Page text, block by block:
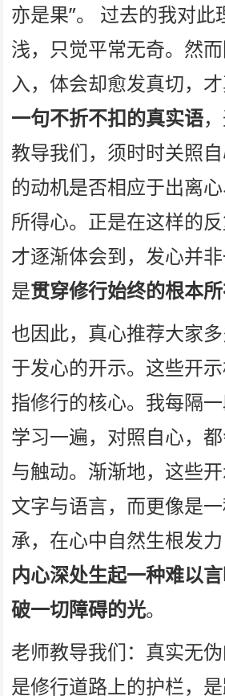
亦是果”。 过去的我对此
浅，只觉平常无奇。然
入，体会却愈发真切，
一句不折不扣的真实语
教导我们，须时时关照
的动机是否相应于出离
所得心。正是在这样的
才逐渐体会到，发心并
是贯穿修行始终的根本
也因此，真心推荐大家
于发心的开示。这些开
指修行的核心。我每隔
学习一遍，对照自心，
与触动。渐渐地，这些
文字与语言，而更像是
承，在心中自然生根发
内心深处生起一种难以
破一切障碍的光。
老师教导我们：真实无伪
是修行道路上的护栏，